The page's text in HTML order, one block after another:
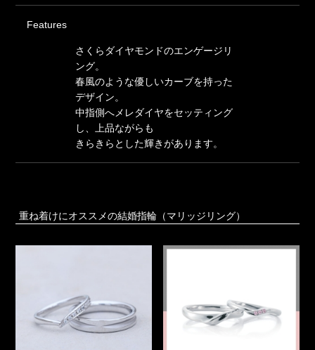
Features
さくらダイヤモンドのエンゲージリ
ング。
春風のような優しいカーブを持った
デザイン。
中指側へメレダイヤをセッティング
し、上品ながらも
きらきらとした輝きがあります。
重ね着けにオススメの結婚指輪（マリッジリング）